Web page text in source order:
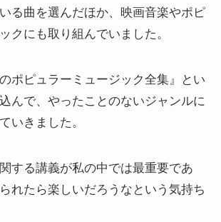
る曲を選んだほか、映画音楽やポピ
クにも取り組んでいました。
ポピュラーミュージック全集』とい
んで、やったことのないジャンルに
いきました。
する講義が私の中では最重要であ
れたら楽しいだろうなという気持ち